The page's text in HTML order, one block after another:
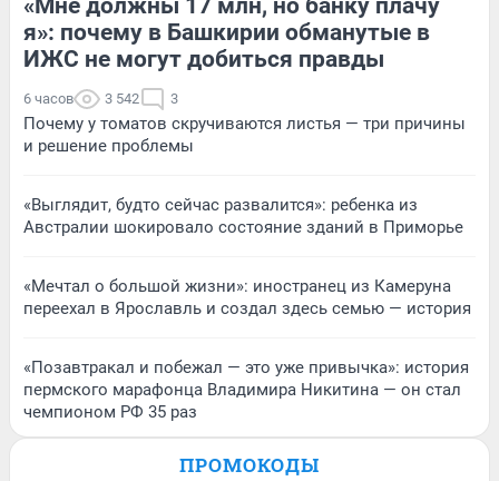
я»: почему в Башкирии обманутые в
ИЖС не могут добиться правды
6 часов 3 542 3
Почему у томатов скручиваются листья — три причины
и решение проблемы
«Выглядит, будто сейчас развалится»: ребенка из
Австралии шокировало состояние зданий в Приморье
«Мечтал о большой жизни»: иностранец из Камеруна
переехал в Ярославль и создал здесь семью — история
«Позавтракал и побежал — это уже привычка»: история
пермского марафонца Владимира Никитина — он стал
чемпионом РФ 35 раз
ПРОМОКОДЫ